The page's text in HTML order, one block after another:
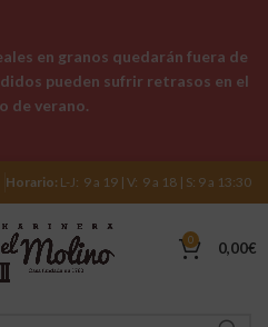
Horario: L-J: 9 a 19 | V: 9 a 18 | S: 9 a 13:30
0 0,00€
en granos quedarán fuera de
pueden sufrir retrasos en el
de verano.